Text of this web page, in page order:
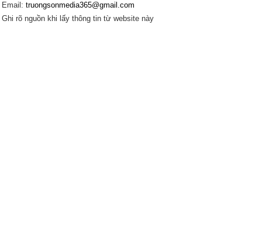
Email: truongsonmedia365@gmail.com
Ghi rõ nguồn khi lấy thông tin từ website này